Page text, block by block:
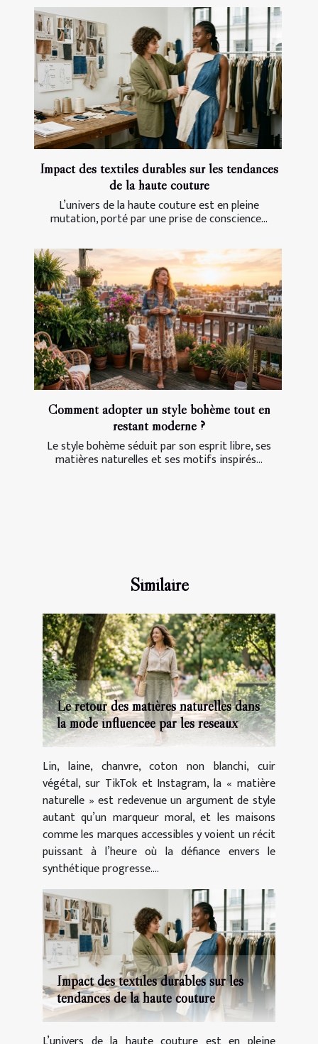
Impact des textiles durables sur les tendances
de la haute couture
L’univers de la haute couture est en pleine
mutation, porté par une prise de conscience...
Comment adopter un style bohème tout en
restant moderne ?
Le style bohème séduit par son esprit libre, ses
matières naturelles et ses motifs inspirés...
Similaire
Le retour des matières naturelles dans
la mode influencée par les réseaux
Lin, laine, chanvre, coton non blanchi, cuir
végétal, sur TikTok et Instagram, la « matière
naturelle » est redevenue un argument de style
autant qu’un marqueur moral, et les maisons
comme les marques accessibles y voient un récit
puissant à l’heure où la défiance envers le
synthétique progresse....
Impact des textiles durables sur les
tendances de la haute couture